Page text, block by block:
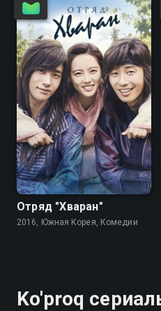
8.5 8.0
Отряд "Хваран"
2016, Южная Корея, Комедии
Ko'proq